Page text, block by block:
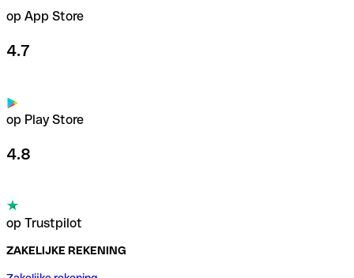
op App Store
4.7
op Play Store
4.8
op Trustpilot
ZAKELIJKE REKENING